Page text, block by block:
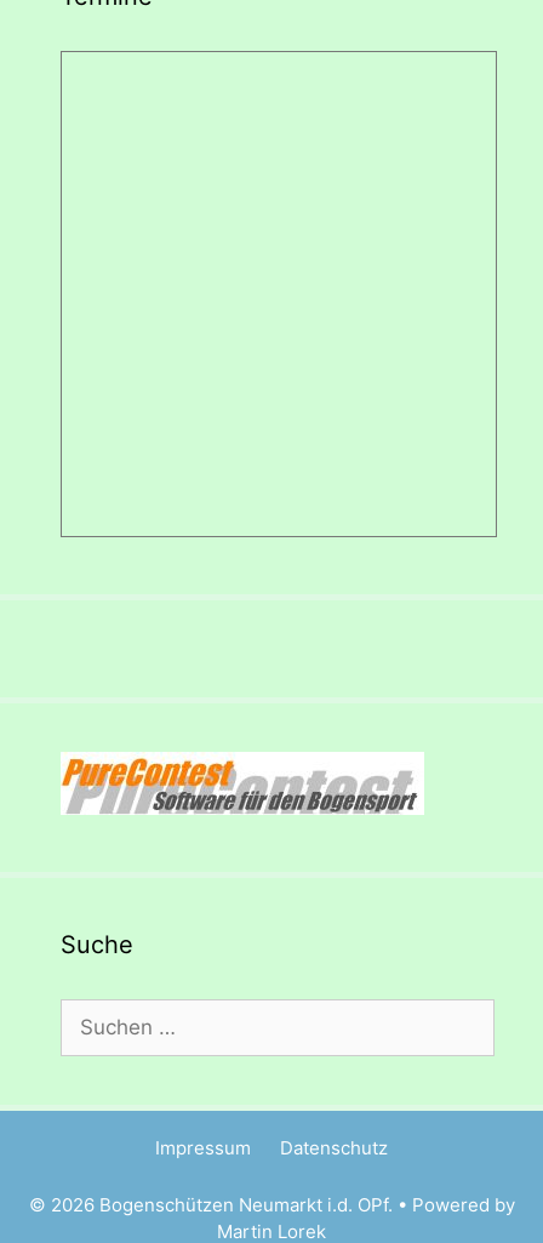
Suche
nach:
Impressum Datenschutz
© 2026 Bogenschützen Neumarkt i.d. OPf. • Powered by
Martin Lorek